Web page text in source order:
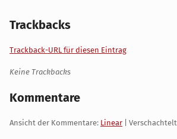
Trackbacks
Trackback-URL für diesen Eintrag
Keine Trackbacks
Kommentare
Ansicht der Kommentare: Linear | Verschachtelt